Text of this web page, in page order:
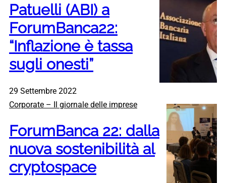
Patuelli (ABI) a
ForumBanca22:
“Inflazione è tassa
sugli onesti”
29 Settembre 2022
Corporate – Il giornale delle imprese
ForumBanca 22: dalla
nuova sostenibilità al
cryptospace